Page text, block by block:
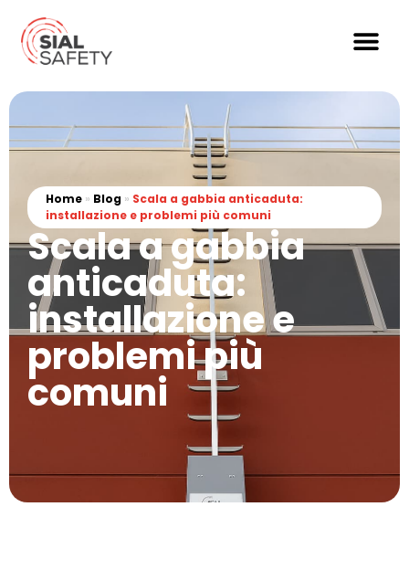
Home » Blog » Scala a gabbia anticaduta:
installazione e problemi più comuni
Scala a gabbia
anticaduta:
installazione e
problemi più
comuni